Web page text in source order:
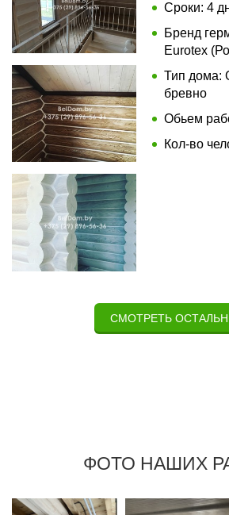
Сроки: 4
Бренд
Eurotex
Тип дома:
бревно
Обьем
Кол-во
СМОТРЕТЬ
ФОТО НАШИХ